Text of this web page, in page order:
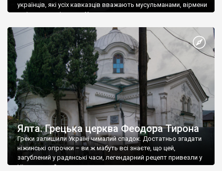
українців, які усіх кавказців вважають мусульманами, вірмени
є відданими вірянами Христа
Ялта. Грецька церква Феодора Тирона
Греки залишили Україні чималий спадок. Достатньо згадати
ніжинські огірочки – ви ж мабуть всі знаєте, що цей,
загублений у радянські часи, легендарний рецепт привезли у
Ніжин греки?